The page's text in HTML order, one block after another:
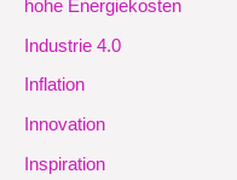
hohe Energiekosten
Industrie 4.0
Inflation
Innovation
Inspiration